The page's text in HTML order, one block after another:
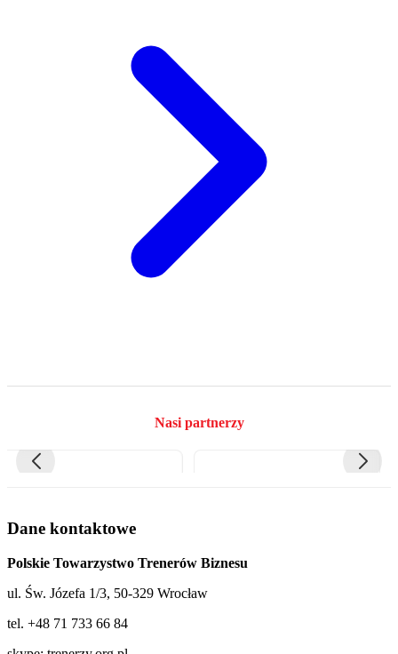
Nasi partnerzy
Dane kontaktowe
Polskie Towarzystwo Trenerów Biznesu
ul. Św. Józefa 1/3, 50-329 Wrocław
tel. +48 71 733 66 84